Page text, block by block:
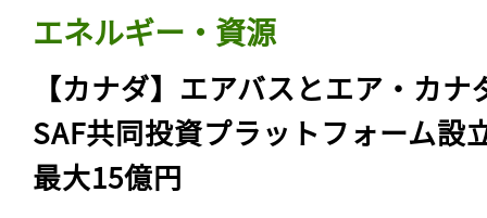
エネルギー・資源
【カナダ】エアバスとエア・カナ
SAF共同投資プラットフォーム設
最大15億円